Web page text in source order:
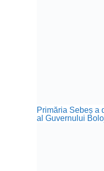
Primăria Sebeș a
al Guvernului